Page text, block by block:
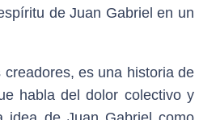
de Juan Gabriel en un
es una historia de
habla del dolor colectivo y